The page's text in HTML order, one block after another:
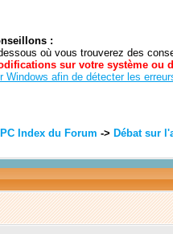
:
où vous trouverez des
sur votre système ou
Windows afin de détecter les
Index du Forum -> Débat sur